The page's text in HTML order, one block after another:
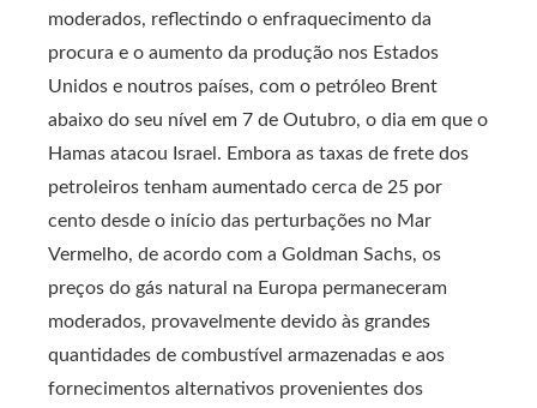
moderados, reflectindo o enfraquecimento da
procura e o aumento da produção nos Estados
Unidos e noutros países, com o petróleo Brent
abaixo do seu nível em 7 de Outubro, o dia em que o
Hamas atacou Israel. Embora as taxas de frete dos
petroleiros tenham aumentado cerca de 25 por
cento desde o início das perturbações no Mar
Vermelho, de acordo com a Goldman Sachs, os
preços do gás natural na Europa permaneceram
moderados, provavelmente devido às grandes
quantidades de combustível armazenadas e aos
fornecimentos alternativos provenientes dos